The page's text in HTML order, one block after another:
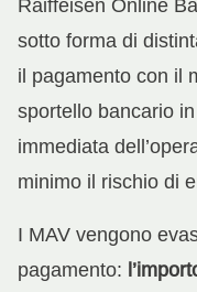
Raiffeisen Online
sotto forma di
il pagamento con il
sportello bancario
immediata
minimo il rischio di
I MAV vengono
pagamento: